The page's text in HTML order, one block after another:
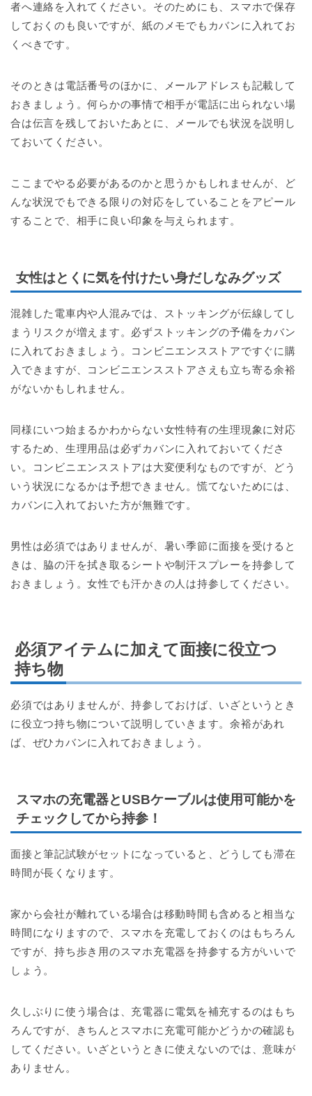
者へ連絡を入れてください。そのためにも、スマホで保存
しておくのも良いですが、紙のメモでもカバンに入れてお
くべきです。
そのときは電話番号のほかに、メールアドレスも記載して
おきましょう。何らかの事情で相手が電話に出られない場
合は伝言を残しておいたあとに、メールでも状況を説明し
ておいてください。
ここまでやる必要があるのかと思うかもしれませんが、ど
んな状況でもできる限りの対応をしていることをアピール
することで、相手に良い印象を与えられます。
女性はとくに気を付けたい身だしなみグッズ
混雑した電車内や人混みでは、ストッキングが伝線してし
まうリスクが増えます。必ずストッキングの予備をカバン
に入れておきましょう。コンビニエンスストアですぐに購
入できますが、コンビニエンスストアさえも立ち寄る余裕
がないかもしれません。
同様にいつ始まるかわからない女性特有の生理現象に対応
するため、生理用品は必ずカバンに入れておいてくださ
い。コンビニエンスストアは大変便利なものですが、どう
いう状況になるかは予想できません。慌てないためには、
カバンに入れておいた方が無難です。
男性は必須ではありませんが、暑い季節に面接を受けると
きは、脇の汗を拭き取るシートや制汗スプレーを持参して
おきましょう。女性でも汗かきの人は持参してください。
必須アイテムに加えて面接に役立つ
持ち物
必須ではありませんが、持参しておけば、いざというとき
に役立つ持ち物について説明していきます。余裕があれ
ば、ぜひカバンに入れておきましょう。
スマホの充電器とUSBケーブルは使用可能かを
チェックしてから持参！
面接と筆記試験がセットになっていると、どうしても滞在
時間が長くなります。
家から会社が離れている場合は移動時間も含めると相当な
時間になりますので、スマホを充電しておくのはもちろん
ですが、持ち歩き用のスマホ充電器を持参する方がいいで
しょう。
久しぶりに使う場合は、充電器に電気を補充するのはもち
ろんですが、きちんとスマホに充電可能かどうかの確認も
してください。いざというときに使えないのでは、意味が
ありません。